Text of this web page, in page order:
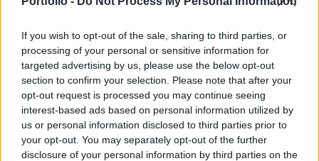
If you wish to opt-out of the sale, sharing to third parties, or
processing of your personal or sensitive information for
targeted advertising by us, please use the below opt-out
section to confirm your selection. Please note that after your
opt-out request is processed you may continue seeing
interest-based ads based on personal information utilized by
us or personal information disclosed to third parties prior to
your opt-out. You may separately opt-out of the further
disclosure of your personal information by third parties on the
További előnyt jelent a kontinens szintű érdekvédelem és
lobbi-tevékenység, valamint a közvetlen részvétel a CEFIC
üzleti (olefin és polimer) és egyéb területeinek munkájában.
Nem elhanyagolható az európai vegyipari vezető cégekkel,
azok meghatározó egyéniségeivel való rendszeres
kapcsolattartás lehetősége sem. A társaság CEFIC tagsága
hozzájárul a magyar vegyipar...